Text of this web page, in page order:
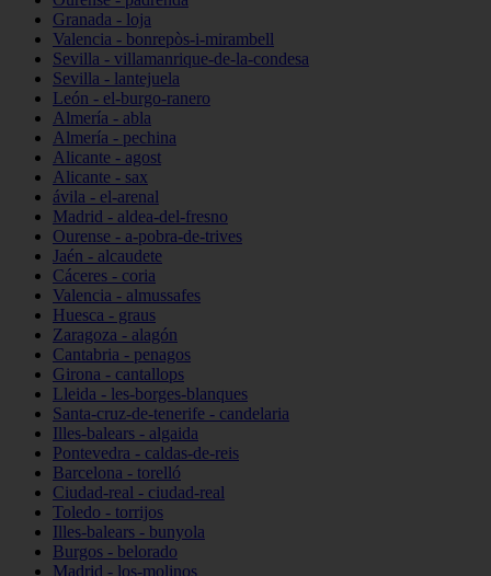
Granada - loja
Valencia - bonrepòs-i-mirambell
Sevilla - villamanrique-de-la-condesa
Sevilla - lantejuela
León - el-burgo-ranero
Almería - abla
Almería - pechina
Alicante - agost
Alicante - sax
ávila - el-arenal
Madrid - aldea-del-fresno
Ourense - a-pobra-de-trives
Jaén - alcaudete
Cáceres - coria
Valencia - almussafes
Huesca - graus
Zaragoza - alagón
Cantabria - penagos
Girona - cantallops
Lleida - les-borges-blanques
Santa-cruz-de-tenerife - candelaria
Illes-balears - algaida
Pontevedra - caldas-de-reis
Barcelona - torelló
Ciudad-real - ciudad-real
Toledo - torrijos
Illes-balears - bunyola
Burgos - belorado
Madrid - los-molinos